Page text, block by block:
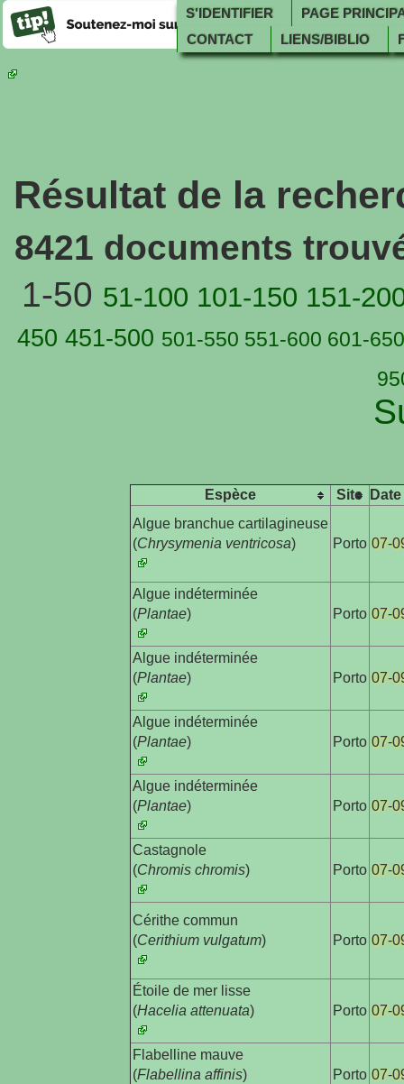
S'IDENTIFIER
PAGE
CONTACT
LIENS/BIBLIO
Résultat de la
8421 documents
1-50 51-100 101-150 151-
450 451-500 501-550 551-600 601-
Espèce Site
Algue branchue cartilagineuse
(Chrysymenia ventricosa) Porto 07-
Algue indéterminée
(Plantae) Porto 07-
Algue indéterminée
(Plantae) Porto 07-
Algue indéterminée
(Plantae) Porto 07-
Algue indéterminée
(Plantae) Porto 07-
Castagnole
(Chromis chromis) Porto 07-
Cérithe commun
(Cerithium vulgatum) Porto 07-
Étoile de mer lisse
(Hacelia attenuata) Porto 07-
Flabelline mauve
(Flabellina affinis) Porto 07-